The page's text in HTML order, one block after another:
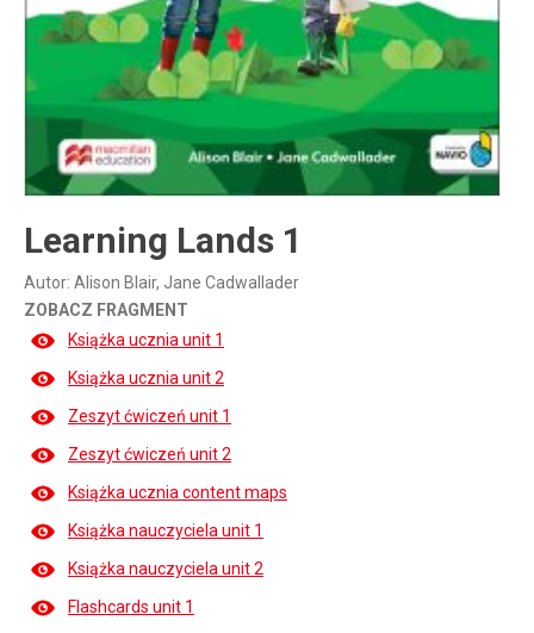
Learning Lands 1
Autor: Alison Blair, Jane Cadwallader
ZOBACZ FRAGMENT
Książka ucznia unit 1
Książka ucznia unit 2
Zeszyt ćwiczeń unit 1
Zeszyt ćwiczeń unit 2
Książka ucznia content maps
Książka nauczyciela unit 1
Książka nauczyciela unit 2
Flashcards unit 1